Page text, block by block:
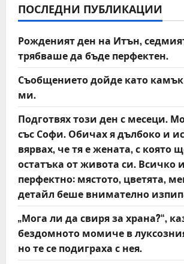
v
i
g
a
t
i
o
n
ПОСЛЕДНИ ПУБЛИКАЦИИ
Рожденият ден на Итън,
трябваше да бъде перфектен.
Съобщението дойде като
ми.
Подготвях този ден с месеци.
със Софи. Обичах я дълбоко и
вярвах, че тя е жената, с която
остатъка от живота си. Всичко
перфектно: мястото, цветята,
детайл беше внимателно
„Мога ли да свиря за храна?“,
бездомното момиче в
но те се подиграха с нея.